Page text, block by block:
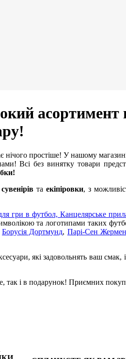
асортимент
нічого простіше! У нашому
Всі без винятку товари
та екіпіровки, з
гри в футбол,Канцелярське
та логотипами таких
Борусія Дортмунд, Парі-Сен Жермен
які задовольнять ваш
так і в подарунок! Приємних